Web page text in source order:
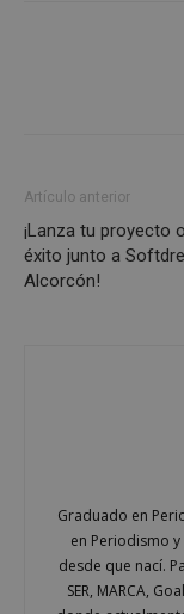
Artículo anterior
¡Lanza tu proyecto
éxito junto a
Alcorcón!
Graduado en
en Periodismo
desde que nací.
SER, MARCA,
Las
inicio de
El sitio web
las cookies